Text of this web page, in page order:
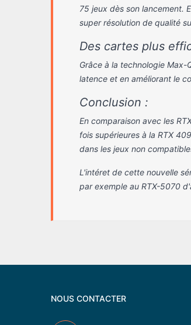
75 jeux dès son lancement.
super résolution de qualité
Des cartes plus
Grâce à la technologie
latence et en améliorant le
Conclusion :
En comparaison avec les
fois supérieures à la RTX
dans les jeux non
L'intéret de cette nouvelle
par exemple au RTX-5070
2 038.00 €
- Jouer à tous les
futurs.
.Qualité Ultra
- Design RGB
NOUS CONTACTER